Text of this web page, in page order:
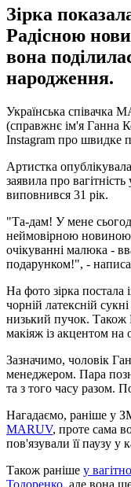
Зірка
Радісною
вона
народження.
Українська співачка
(справжнє ім'я Ганна
Instagram про швидке
Артистка
заявила про
виповнився 31 рік.
"Та-дам! У мене
неймовірною
очікуванні малюка -
подарунком!", -
На фото зірка постала
чорній латексній
низький пучок. Також
макіяж із акцентом на
Зазначимо, чоловік
менеджером. Пара
та з того часу разом.
Нагадаємо, раніше у
MARUV, проте сама
пов'язували її паузу у
Також раніше у
Тодоренко, але вона